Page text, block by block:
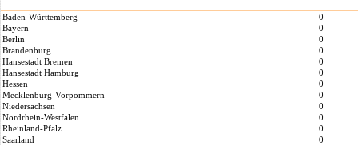
Baden-Württemberg
0
Bayern
0
Berlin
0
Brandenburg
0
Hansestadt Bremen
0
Hansestadt Hamburg
0
Hessen
0
Mecklenburg-Vorpommern
0
Niedersachsen
0
Nordrhein-Westfalen
0
Rheinland-Pfalz
0
Saarland
0